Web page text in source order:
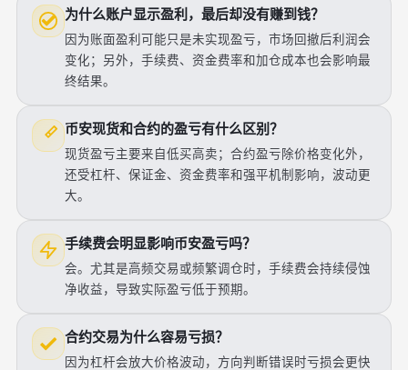
为什么账户显示盈利，最后却没有赚到钱？
因为账面盈利可能只是未实现盈亏，市场回撤后利润会
变化；另外，手续费、资金费率和加仓成本也会影响最
终结果。
币安现货和合约的盈亏有什么区别？
现货盈亏主要来自低买高卖；合约盈亏除价格变化外，
还受杠杆、保证金、资金费率和强平机制影响，波动更
大。
手续费会明显影响币安盈亏吗？
会。尤其是高频交易或频繁调仓时，手续费会持续侵蚀
净收益，导致实际盈亏低于预期。
合约交易为什么容易亏损？
因为杠杆会放大价格波动，方向判断错误时亏损会更快